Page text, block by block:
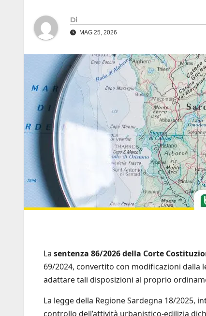
Di
MAG 25, 2026
La sentenza 86/2026 della Corte
69/2024, convertito con modificazioni dalla
adattare tali disposizioni al proprio
La legge della Regione Sardegna 18/2025,
controllo dell’attività urbanistico-edilizia